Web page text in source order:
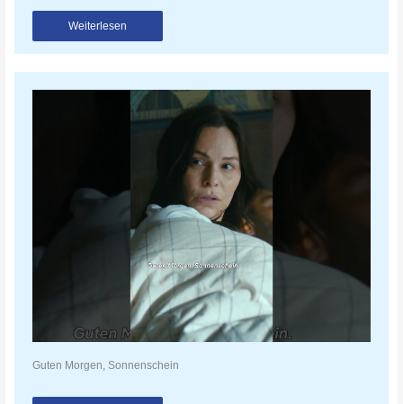
Weiterlesen
Guten Morgen, Sonnenschein